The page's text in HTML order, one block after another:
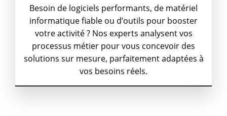
Besoin de logiciels performants, de matériel
informatique fiable ou d’outils pour booster
votre activité ? Nos experts analysent vos
processus métier pour vous concevoir des
solutions sur mesure, parfaitement adaptées à
vos besoins réels.